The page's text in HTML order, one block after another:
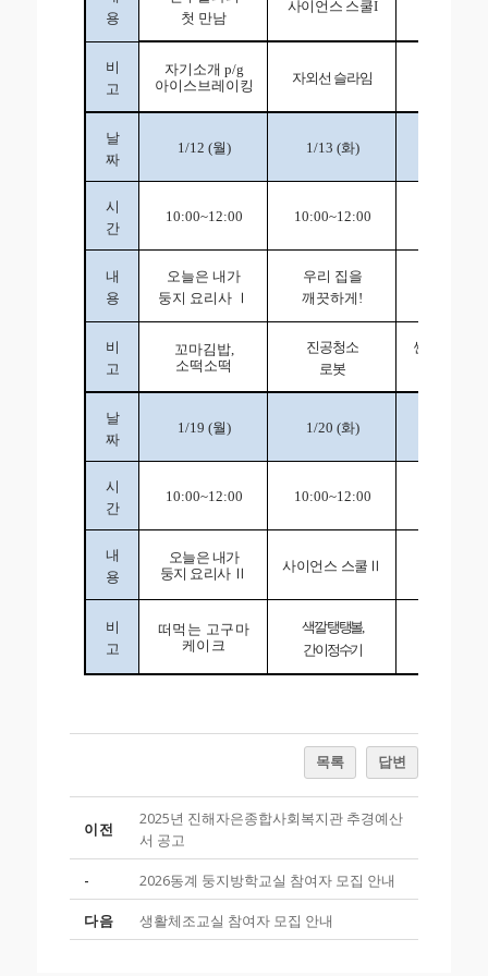
용
첫 만남
사이언스 스쿨I
비
고
자기소개 p/g
아이스브레이킹 자외선 슬라임
날
짜
1/12 (월) 1/13 (화)
시
간
10:00~12:00 10:00~12:00
내
용
오늘은 내가
둥지 요리사 Ⅰ
우리 집을
깨끗하게 !
비
고
꼬마김밥,
소떡소떡
진공청소
로봇
썬캐쳐 바람
날
짜
1/19 (월) 1/20 (화)
시
간
10:00~12:00 10:00~12:00
내
용
오늘은 내가
둥지 요리사 Ⅱ 사이언스 스쿨 Ⅱ
비
고
떠먹는 고구마
케이크
색깔 탱탱볼
간이정수기
목록 답변
이전
2025년 진해자은종합사회복지관 추경예산
서 공고
- 2026동계 둥지방학교실 참여자 모집 안내
다음 생활체조교실 참여자 모집 안내